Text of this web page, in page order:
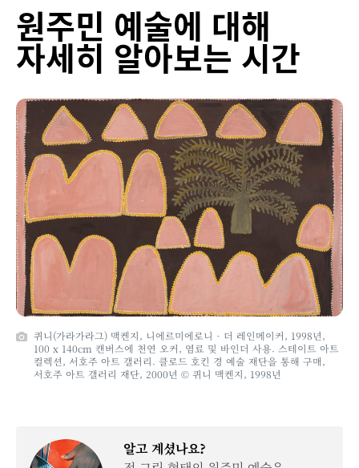
원주민 예술에 대해
자세히 알아보는 시간
퀴니(가라가라그) 맥켄지, 니에르미에로니 - 더 레인메이커, 1998년,
100 x 140cm 캔버스에 천연 오커, 염료 및 바인더 사용. 스테이트 아트
컬렉션, 서호주 아트 갤러리. 클로드 호킨 경 예술 재단을 통해 구매,
서호주 아트 갤러리 재단, 2000년 © 퀴니 맥켄지, 1998년
알고 계셨나요?